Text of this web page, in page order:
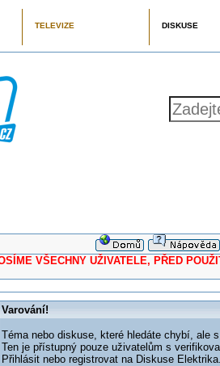
TELEVIZE DISKUSE
UŽIVATELE, PŘED
Varování!
Téma nebo diskuse, které hledáte chybí, ale
Ten je přístupný pouze uživatelům s
Přihlásit nebo registrovat na Diskuse